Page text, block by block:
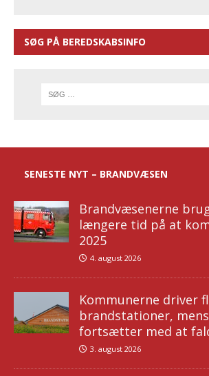
SØG PÅ BEREDSKABSINFO
SENESTE NYT – BRANDVÆSEN
Brandvæsenerne
længere tid på at
2025
4. august 2026
Kommunerne driver
brandstationer,
fortsætter med at
3. august 2026